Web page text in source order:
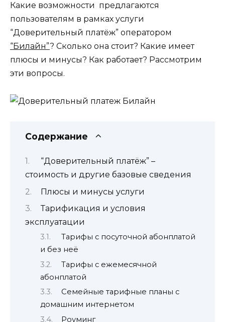
Какие возможности предлагаются
пользователям в рамках услуги
“Доверительный платёж” оператором
“Билайн”? Сколько она стоит? Какие имеет
плюсы и минусы? Как работает? Рассмотрим
эти вопросы.
Содержание
“Доверительный платёж” –
стоимость и другие базовые сведения
Плюсы и минусы услуги
Тарификация и условия
эксплуатации
Тарифы с посуточной абонплатой
и без неё
Тарифы с ежемесячной
абонплатой
Семейные тарифные планы с
домашним интернетом
Роуминг